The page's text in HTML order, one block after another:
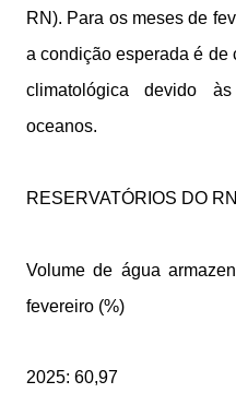
RN). Para os meses de
a condição esperada é de
climatológica devido
oceanos.
RESERVATÓRIOS DO RN
Volume de água
fevereiro (%)
2025: 60,97